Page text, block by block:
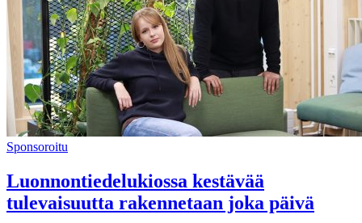
Sponsoroitu
Luonnontiedelukiossa kestävää
tulevaisuutta rakennetaan joka päivä